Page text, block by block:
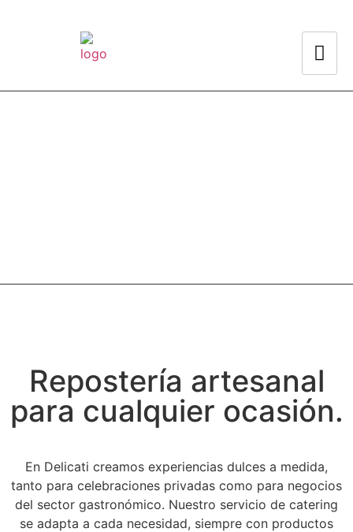
Repostería artesanal
para cualquier ocasión.
En Delicati creamos experiencias dulces a medida,
tanto para celebraciones privadas como para negocios
del sector gastronómico. Nuestro servicio de catering
se adapta a cada necesidad, siempre con productos